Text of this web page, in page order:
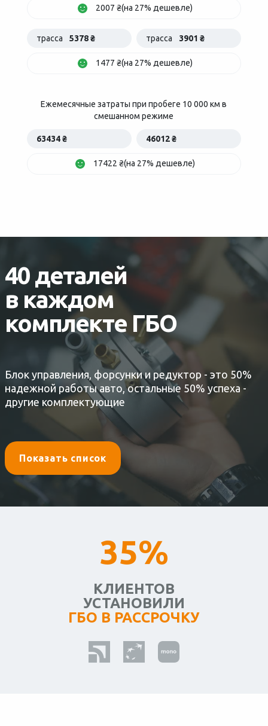
2007 ₴(на 27% дешевле)
трасса 5378 ₴ трасса 3901 ₴
1477 ₴(на 27% дешевле)
Ежемесячные затраты при пробеге 10 000 км в
смешанном режиме
63434 ₴ 46012 ₴
17422 ₴(на 27% дешевле)
40 деталей
в каждом
комплекте ГБО
Блок управления, форсунки и редуктор - это 50%
надежной работы авто, остальные 50% успеха -
другие комплектующие
Показать список
35%
КЛИЕНТОВ
УСТАНОВИЛИ
ГБО В РАССРОЧКУ